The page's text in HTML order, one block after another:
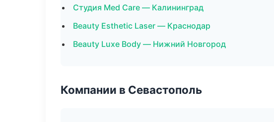
Студия Med Care — Калининград
Beauty Esthetic Laser — Краснодар
Beauty Luxe Body — Нижний Новгород
Компании в Севастополь